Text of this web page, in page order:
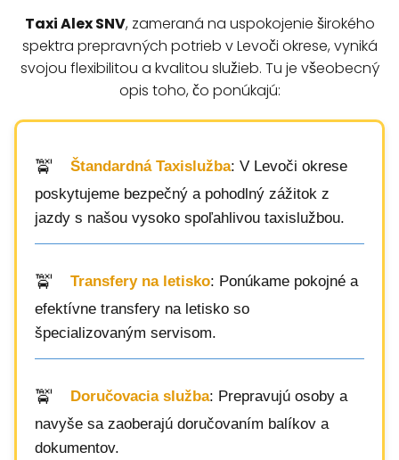
Taxi Alex SNV, zameraná na uspokojenie širokého
spektra prepravných potrieb v Levoči okrese, vyniká
svojou flexibilitou a kvalitou služieb. Tu je všeobecný
opis toho, čo ponúkajú:
Štandardná Taxislužba: V Levoči okrese
poskytujeme bezpečný a pohodlný zážitok z
jazdy s našou vysoko spoľahlivou taxislužbou.
Transfery na letisko: Ponúkame pokojné a
efektívne transfery na letisko so
špecializovaným servisom.
Doručovacia služba: Prepravujú osoby a
navyše sa zaoberajú doručovaním balíkov a
dokumentov.